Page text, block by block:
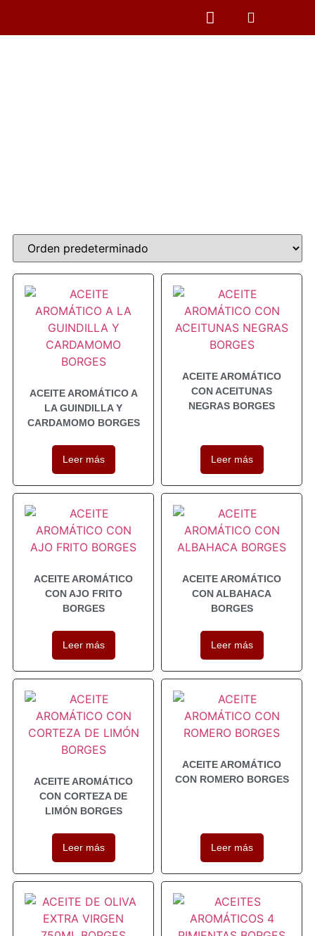
ACEITE AROMÁTICO A
LA GUINDILLA Y
CARDAMOMO BORGES
Leer más
ACEITE AROMÁTICO
CON ACEITUNAS
NEGRAS BORGES
Leer más
ACEITE AROMÁTICO
CON AJO FRITO
BORGES
Leer más
ACEITE AROMÁTICO
CON ALBAHACA
BORGES
Leer más
ACEITE AROMÁTICO
CON CORTEZA DE
LIMÓN BORGES
Leer más
ACEITE AROMÁTICO
CON ROMERO BORGES
Leer más